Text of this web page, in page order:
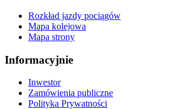
Rozkład jazdy pociągów
Mapa kolejowa
Mapa strony
Informacyjnie
Inwestor
Zamówienia publiczne
Polityka Prywatności